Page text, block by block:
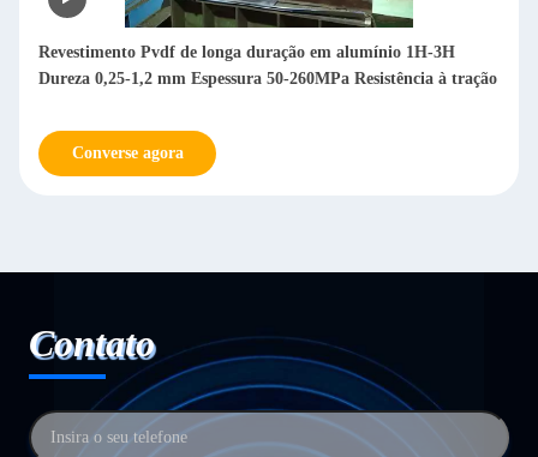
Revestimento Pvdf de longa duração em alumínio 1H-3H
Dureza 0,25-1,2 mm Espessura 50-260MPa Resistência à tração
Converse agora
Contato